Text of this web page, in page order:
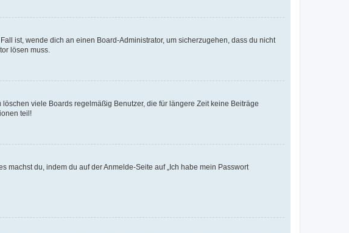
ist, wende dich an einen Board-Administrator, um sicherzugehen, dass du nicht
lösen muss.
viele Boards regelmäßig Benutzer, die für längere Zeit keine Beiträge
teil!
machst du, indem du auf der Anmelde-Seite auf „Ich habe mein Passwort